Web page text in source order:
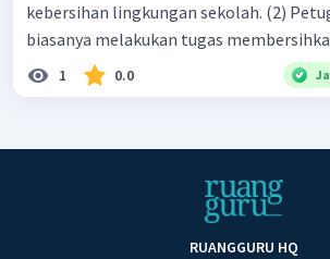
kebersihan lingkungan sekolah. (2)
biasanya melakukan tugas
1 0.0
RUANGGURU HQ